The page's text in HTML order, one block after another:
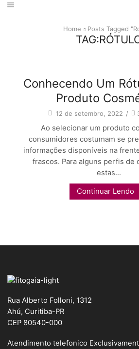
Home Posts Tagged
Empreendedorismo
Conhecendo Um
Produto
12 de setembro, 2022 /
Ao selecionar um produto
consumidores costumam se
informações disponíveis na
frascos. Para alguns perfis de
estas...
Continuar Lendo
Rua Alberto Folloni, 1312
Ahú, Curitiba-PR
CEP 80540-000
Atendimento telefonico